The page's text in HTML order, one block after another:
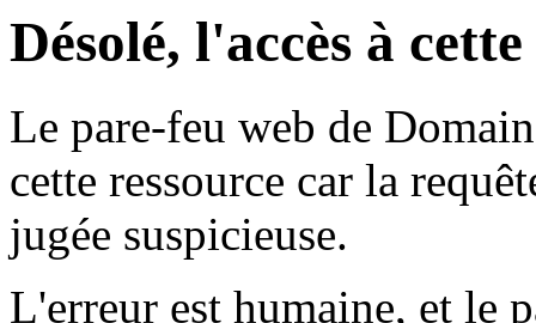
Désolé, l'accès à
Le pare-feu web de
cette ressource car la
jugée suspicieuse.
L'erreur est humaine, et le